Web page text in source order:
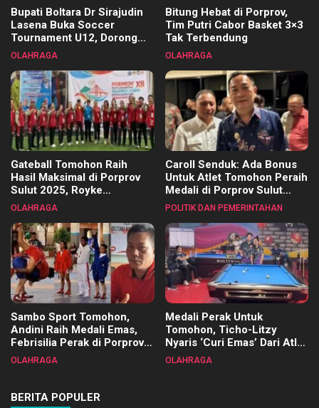
Bupati Boltara Dr Sirajudin
Lasena Buka Soccer
Tournament U12, Dorong
Pembinaan Merata di Setiap
OLAHRAGA
Bitung Hebat di Porprov,
Tim Putri Cabor Basket 3×3
Tak Terbendung
OLAHRAGA
Gateball Tomohon Raih
Hasil Maksimal di Porprov
Sulut 2025, Royke
Tangkawarouw Ucapkan
OLAHRAGA
Caroll Senduk: Ada Bonus
Untuk Atlet Tomohon Peraih
Medali di Porprov Sulut
2025
POLITIK DAN PEMERINTAHAN
Sambo Sport Tomohon,
Andini Raih Medali Emas,
Febrisilia Perak di Porprov
Sulut 2025
OLAHRAGA
Medali Perak Untuk
Tomohon, Ticho-Litzy
Nyaris ‘Curi Emas’ Dari Atlet
Biliar PON di Porprov Sulut
OLAHRAGA
BERITA POPULER